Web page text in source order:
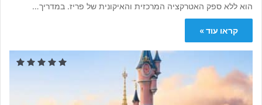
הוא ללא ספק האטרקציה המרכזית והאיקונית של פריז. במדריך…
קראו עוד »